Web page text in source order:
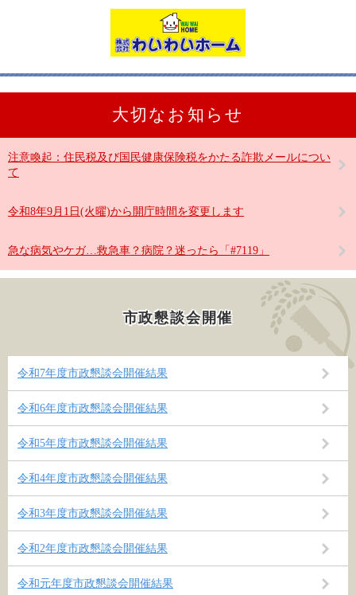
大切なお知らせ
注意喚起：住民税及び国民健康保険税をかたる詐欺メールについ
て
令和8年9月1日(火曜)から開庁時間を変更します
急な病気やケガ…救急車？病院？迷ったら「#7119」
市政懇談会開催
令和7年度市政懇談会開催結果
令和6年度市政懇談会開催結果
令和5年度市政懇談会開催結果
令和4年度市政懇談会開催結果
令和3年度市政懇談会開催結果
令和2年度市政懇談会開催結果
令和元年度市政懇談会開催結果